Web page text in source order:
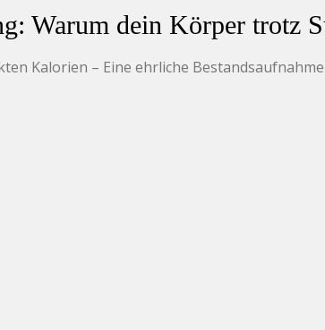
Warum dein Körper trotz
Kalorien – Eine ehrliche Bestandsaufnahme